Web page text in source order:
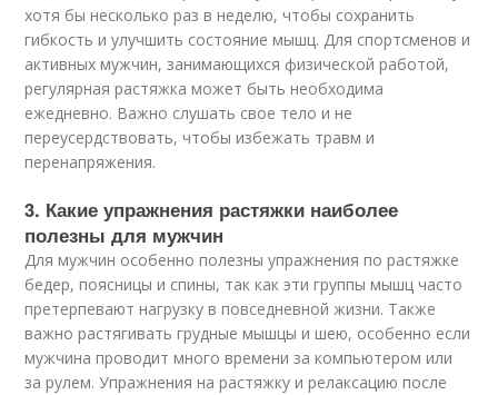
хотя бы несколько раз в неделю, чтобы сохранить
гибкость и улучшить состояние мышц. Для спортсменов и
активных мужчин, занимающихся физической работой,
регулярная растяжка может быть необходима
ежедневно. Важно слушать свое тело и не
переусердствовать, чтобы избежать травм и
перенапряжения.
3. Какие упражнения растяжки наиболее
полезны для мужчин
Для мужчин особенно полезны упражнения по растяжке
бедер, поясницы и спины, так как эти группы мышц часто
претерпевают нагрузку в повседневной жизни. Также
важно растягивать грудные мышцы и шею, особенно если
мужчина проводит много времени за компьютером или
за рулем. Упражнения на растяжку и релаксацию после